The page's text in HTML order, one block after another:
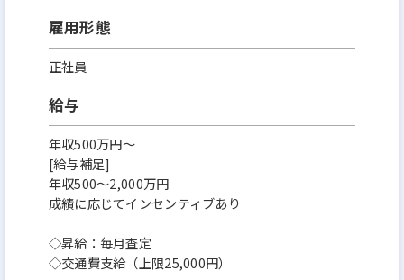
雇用形態
正社員
給与
年収500万円～
[給与補足]
年収500～2,000万円
成績に応じてインセンティブあり
◇昇給：毎月査定
◇交通費支給（上限25,000円）